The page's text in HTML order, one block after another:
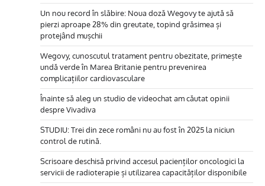
Un nou record în slăbire: Noua doză Wegovy te ajută să
pierzi aproape 28% din greutate, topind grăsimea și
protejând mușchii
Wegovy, cunoscutul tratament pentru obezitate, primește
undă verde în Marea Britanie pentru prevenirea
complicațiilor cardiovasculare
Înainte să aleg un studio de videochat am căutat opinii
despre Vivadiva
STUDIU: Trei din zece români nu au fost în 2025 la niciun
control de rutină.
Scrisoare deschisă privind accesul pacienților oncologici la
servicii de radioterapie și utilizarea capacităților disponibile